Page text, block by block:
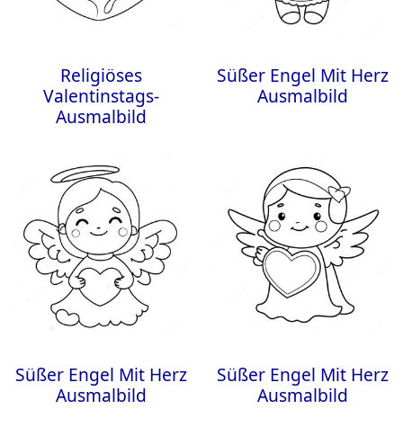
Religiöses
Valentinstags-
Ausmalbild
Süßer Engel Mit Herz
Ausmalbild
Süßer Engel Mit Herz
Ausmalbild
Süßer Engel Mit Herz
Ausmalbild